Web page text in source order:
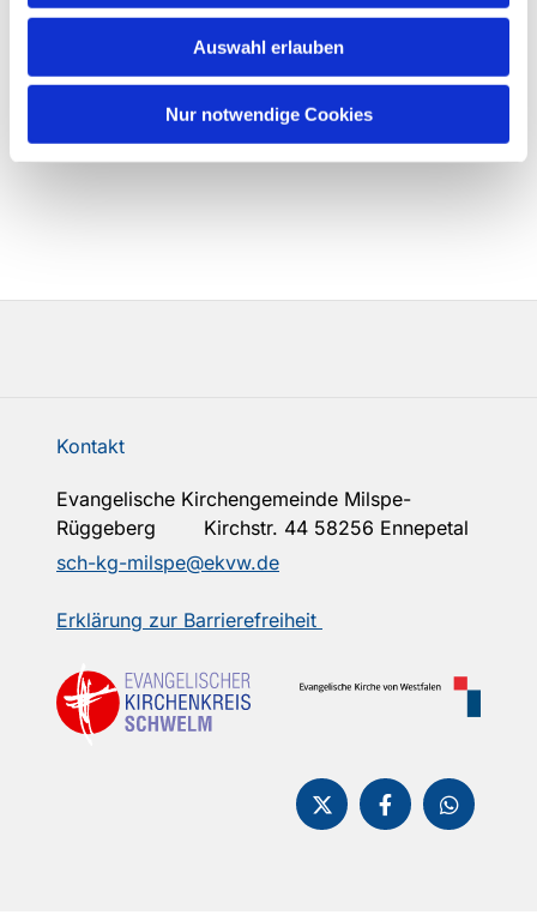
Auswahl erlauben
Nur notwendige Cookies
Kontakt
Evangelische Kirchengemeinde Milspe-
Rüggeberg Kirchstr. 44 58256 Ennepetal
sch-kg-milspe@ekvw.de
Erklärung zur Barrierefreiheit